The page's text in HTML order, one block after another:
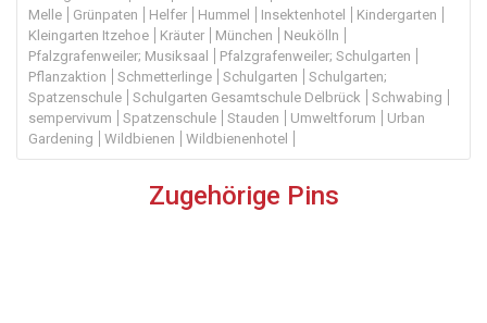
Melle
Grünpaten Helfer Hummel Insektenhotel
Kindergarten
Kleingarten Itzehoe
Kräuter München
Neukölln
Pfalzgrafenweiler; Musiksaal
Pfalzgrafenweiler; Schulgarten
Pflanzaktion
Schmetterlinge Schulgarten
Schulgarten;
Spatzenschule
Schulgarten Gesamtschule Delbrück
Schwabing
sempervivum
Spatzenschule Stauden Umweltforum
Urban
Gardening
Wildbienen Wildbienenhotel
Zugehörige Pins